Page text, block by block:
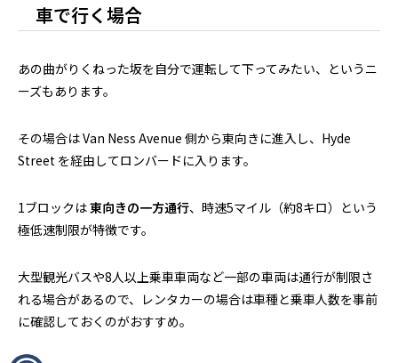
車で行く場合
あの曲がりくねった坂を自分で運転して下ってみたい、というニ
ーズもあります。
その場合は Van Ness Avenue 側から東向きに進入し、Hyde
Street を経由してロンバードに入ります。
1ブロックは東向きの一方通行、時速5マイル（約8キロ）という
極低速制限が特徴です。
大型観光バスや8人以上乗車車両など一部の車両は通行が制限さ
れる場合があるので、レンタカーの場合は車種と乗車人数を事前
に確認しておくのがおすすめ。